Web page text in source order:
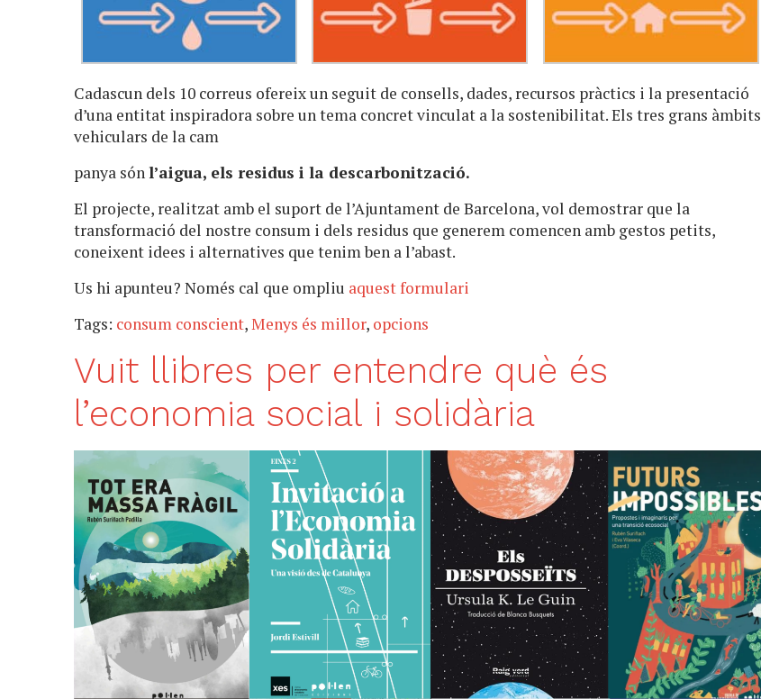
Cadascun dels 10 correus ofereix un seguit de consells, dades, recursos pràctics i la presentació
d’una entitat inspiradora sobre un tema concret vinculat a la sostenibilitat. Els tres grans àmbits
vehiculars de la cam
panya sónl’aigua, els residus i la descarbonització.
El projecte, realitzat amb el suport de l’Ajuntament de Barcelona, vol demostrar que la
transformació del nostre consum i dels residus que generem comencen amb gestos petits,
coneixent idees i alternatives que tenim ben a l’abast.
Us hi apunteu? Només cal que ompliu aquest formulari
Tags: consum conscient,Menys és millor, opcions
Vuit llibres per entendre què és
l’economia social i solidària